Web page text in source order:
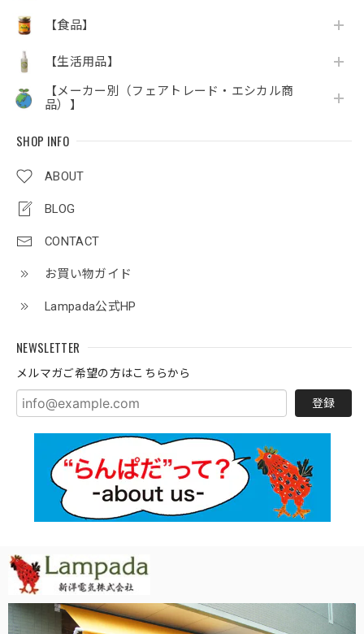
【食品】
【生活用品】
【メーカー別（フェアトレード・エシカル商
品）】
SHOP INFO
ABOUT
BLOG
CONTACT
お買い物ガイド
Lampada公式HP
NEWSLETTER
メルマガご希望の方はこちらから
登録